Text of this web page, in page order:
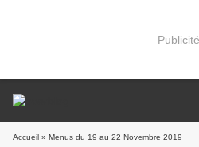
Publicité
Accueil » Menus du 19 au 22 Novembre 2019